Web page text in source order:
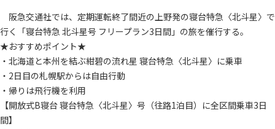
阪急交通社では、定期運転終了間近の上野発の寝台特急〈北斗星〉で
行く「寝台特急 北斗星号 フリープラン3日間」の旅を催行する。
★おすすめポイント★
・北海道と本州を結ぶ紺碧の流れ星 寝台特急〈北斗星〉に乗車
・2日目の札幌駅からは自由行動
・帰りは飛行機を利用
【開放式B寝台 寝台特急〈北斗星〉号（往路1泊目）に全区間乗車3日
間】